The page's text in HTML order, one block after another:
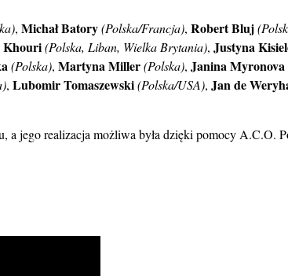
, Michał Batory(Polska/Francja), Robert Bluj
Khouri(Polska, Liban, Wielka Brytania), Justyna
(Polska), Martyna Miller(Polska), Janina Myronova
, Lubomir Tomaszewski(Polska/USA), Jan de
jego realizacja możliwa była dzięki pomocy A.C.O.